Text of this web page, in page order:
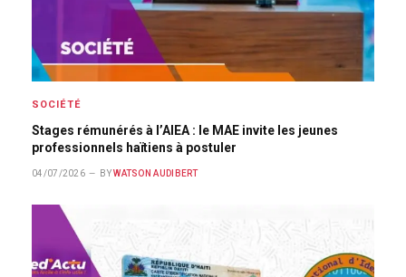
SOCIÉTÉ
Stages rémunérés à l’AIEA : le MAE invite les jeunes
professionnels haïtiens à postuler
04/07/2026 BY WATSON AUDIBERT